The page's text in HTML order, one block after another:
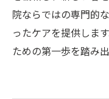
院ならではの専門的
ったケアを提供しま
ための第一歩を踏み